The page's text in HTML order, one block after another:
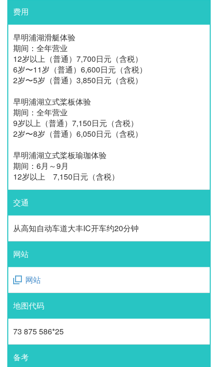
费用
早明浦湖滑艇体验
期间：全年营业
12岁以上（普通）7,700日元（含税）
6岁〜11岁（普通）6,600日元（含税）
2岁〜5岁（普通）3,850日元（含税）
早明浦湖立式桨板体验
期间：全年营业
9岁以上（普通）7,150日元（含税）
2岁〜8岁（普通）6,050日元（含税）
早明浦湖立式桨板瑜珈体验
期间：6月～9月
12岁以上 7,150日元（含税）
交通
从高知自动车道大丰IC开车约20分钟
网站
网站
地图代码
73 875 586*25
备考